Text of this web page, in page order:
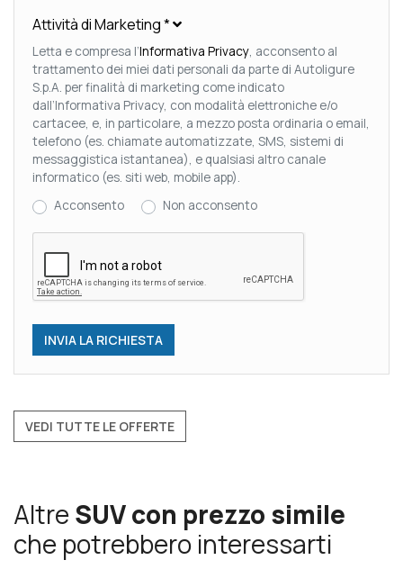
Attività di Marketing*
Letta e compresa l’Informativa Privacy, acconsento al
trattamento dei miei dati personali da parte di Autoligure
S.p.A. per finalità di marketing come indicato
dall’Informativa Privacy, con modalità elettroniche e/o
cartacee, e, in particolare, a mezzo posta ordinaria o email,
telefono (es. chiamate automatizzate, SMS, sistemi di
messaggistica istantanea), e qualsiasi altro canale
informatico (es. siti web, mobile app).
Acconsento
Non acconsento
VEDI TUTTE LE OFFERTE
AltreSUV con prezzo simile
che potrebbero interessarti